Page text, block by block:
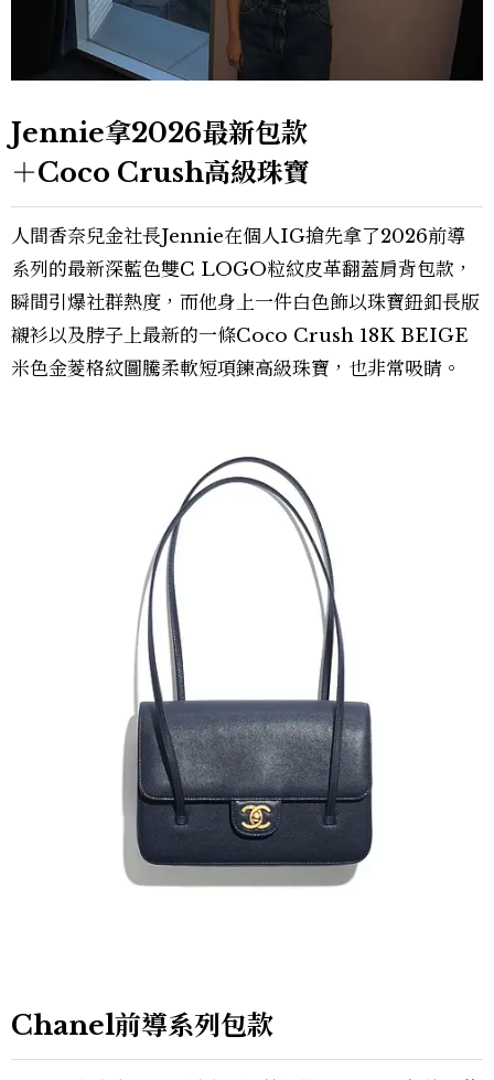
Jennie拿2026最新包款
＋Coco Crush高級珠寶
人間香奈兒金社長Jennie在個人IG搶先拿了2026前導
系列的最新深藍色雙C LOGO粒紋皮革翻蓋肩背包款，
瞬間引爆社群熱度，而他身上一件白色飾以珠寶鈕釦長版
襯衫以及脖子上最新的一條Coco Crush 18K BEIGE
米色金菱格紋圖騰柔軟短項鍊高級珠寶，也非常吸睛。
Chanel前導系列包款